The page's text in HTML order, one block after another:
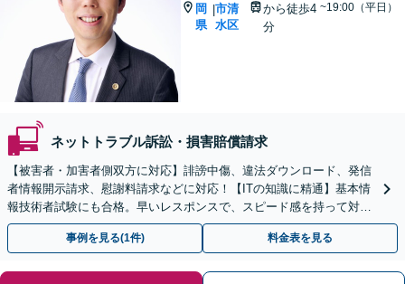
岡
県
|市清
水区
から徒歩4
分
~19:00（平日）
ネットトラブル訴訟・損害賠償請求
【被害者・加害者側双方に対応】誹謗中傷、違法ダウンロード、発信
者情報開示請求、慰謝料請求などに対応！【ITの知識に精通】基本情
報技術者試験にも合格。早いレスポンスで、スピード感を持って対応
します。【Torrent（トレント）に関する相談◎】
事例を見る(1件) 料金表を見る